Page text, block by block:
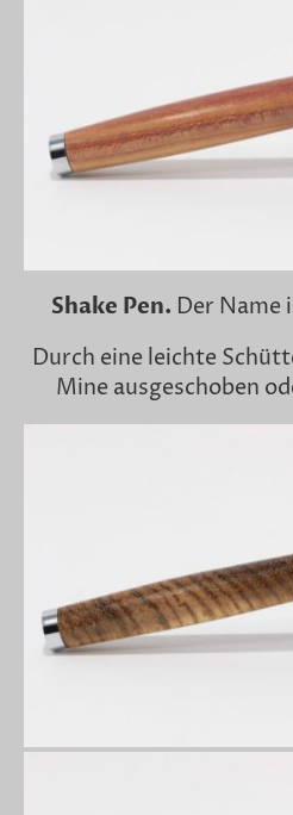
Shake Pen. Der Name
Durch eine leichte
Mine ausgeschoben